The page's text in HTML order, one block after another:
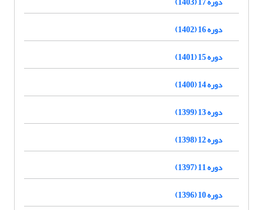
دوره 16 (1402)
دوره 15 (1401)
دوره 14 (1400)
دوره 13 (1399)
دوره 12 (1398)
دوره 11 (1397)
دوره 10 (1396)